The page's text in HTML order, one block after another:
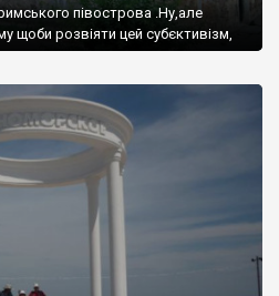
півострова .Ну,але
щоби розвіяти цей субєктивізм,